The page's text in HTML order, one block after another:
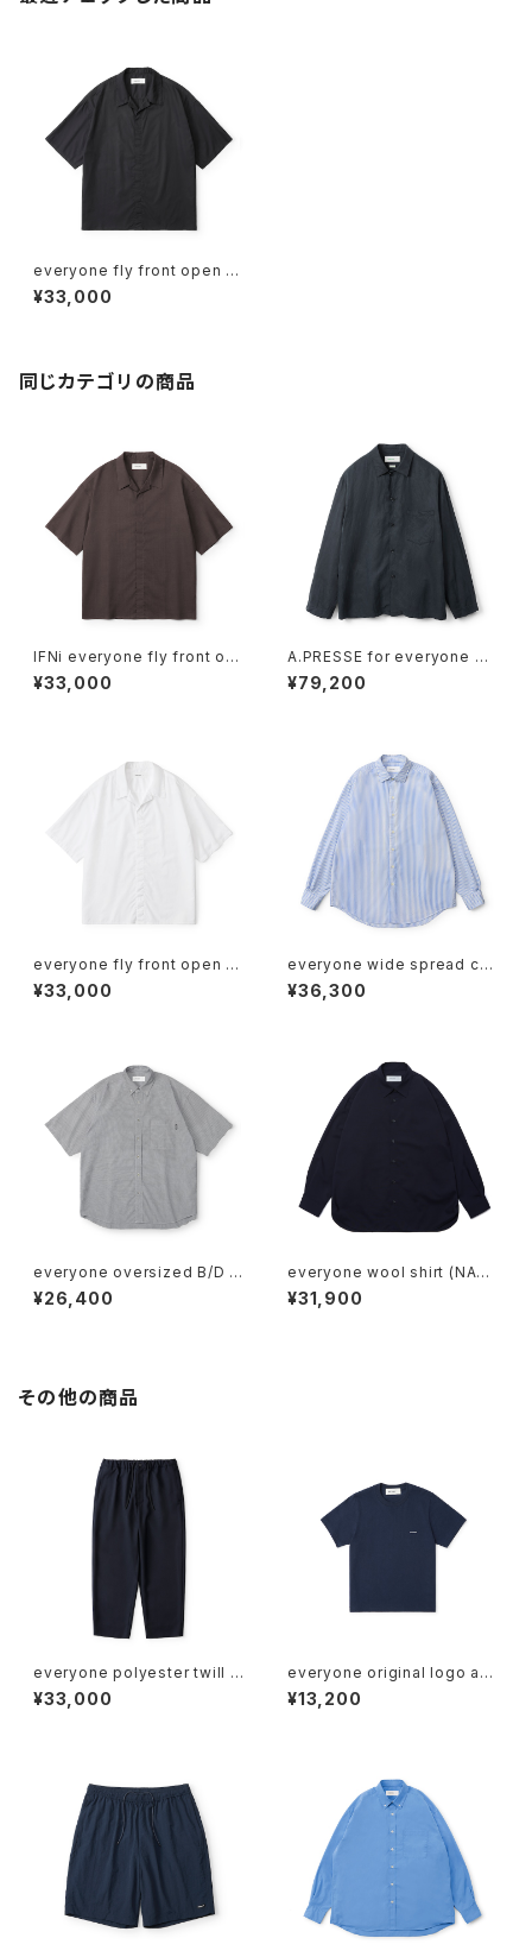
everyone fly front open c
ollar short sleeve shirt (BL
ACK)
¥33,000
同じカテゴリの商品
IFNi everyone fly front op
en collar shirt (BROWN)
¥33,000
A.PRESSE for everyone Sil
k Linen Sleeping Shirts (BL
ACK)
¥79,200
everyone fly front open c
ollar short sleeve shirt (W
HITE)
¥33,000
everyone wide spread coll
ar shirt (STRIPE)
¥36,300
everyone oversized B/D c
heck short sleeve shirt (BL
ACK)
¥26,400
everyone wool shirt (NAV
Y)
¥31,900
その他の商品
everyone polyester twill e
asy slacks (NAVY)
¥33,000
everyone original logo am
erican cotton tee petit (NA
VY)
¥13,200